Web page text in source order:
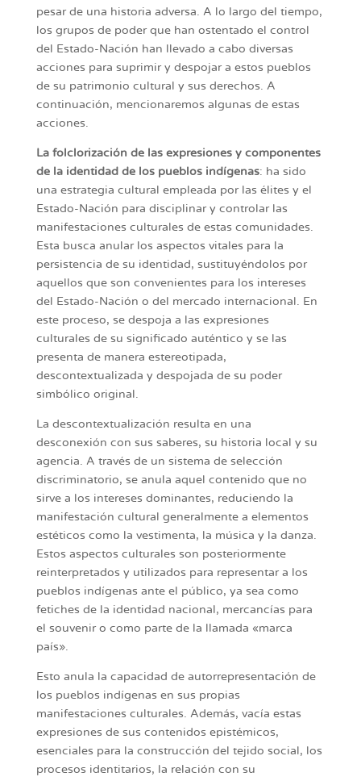
pesar de una historia adversa. A lo largo del tiempo,
los grupos de poder que han ostentado el control
del Estado-Nación han llevado a cabo diversas
acciones para suprimir y despojar a estos pueblos
de su patrimonio cultural y sus derechos. A
continuación, mencionaremos algunas de estas
acciones.
La folclorización de las expresiones y componentes
de la identidad de los pueblos indígenas: ha sido
una estrategia cultural empleada por las élites y el
Estado-Nación para disciplinar y controlar las
manifestaciones culturales de estas comunidades.
Esta busca anular los aspectos vitales para la
persistencia de su identidad, sustituyéndolos por
aquellos que son convenientes para los intereses
del Estado-Nación o del mercado internacional. En
este proceso, se despoja a las expresiones
culturales de su significado auténtico y se las
presenta de manera estereotipada,
descontextualizada y despojada de su poder
simbólico original.
La descontextualización resulta en una
desconexión con sus saberes, su historia local y su
agencia. A través de un sistema de selección
discriminatorio, se anula aquel contenido que no
sirve a los intereses dominantes, reduciendo la
manifestación cultural generalmente a elementos
estéticos como la vestimenta, la música y la danza.
Estos aspectos culturales son posteriormente
reinterpretados y utilizados para representar a los
pueblos indígenas ante el público, ya sea como
fetiches de la identidad nacional, mercancías para
el souvenir o como parte de la llamada «marca
país».
Esto anula la capacidad de autorrepresentación de
los pueblos indígenas en sus propias
manifestaciones culturales. Además, vacía estas
expresiones de sus contenidos epistémicos,
esenciales para la construcción del tejido social, los
procesos identitarios, la relación con su